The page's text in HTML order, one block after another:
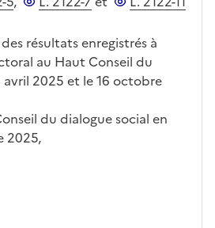
résultats enregistrés à
au Haut Conseil du
avril 2025 et le 16 octobre
du dialogue social en
2025,